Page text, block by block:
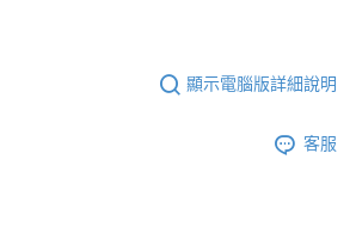
顯示電腦版詳細說明
客服